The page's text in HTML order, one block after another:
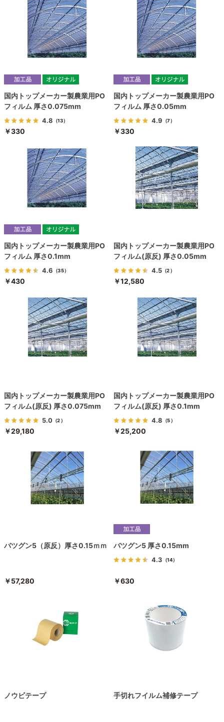
国内トップメーカー製農業用PO
フィルム 厚さ0.075mm
4.8 （13）
￥330
国内トップメーカー製農業用PO
フィルム 厚さ0.05mm
4.9 （7）
￥330
国内トップメーカー製農業用PO
フィルム 厚さ0.1mm
4.6 （35）
￥430
国内トップメーカー製農業用PO
フィルム(原反) 厚さ0.05mm
4.5（2）
￥12,580
国内トップメーカー製農業用PO
フィルム(原反) 厚さ0.075mm
5.0 （2）
￥29,180
国内トップメーカー製農業用PO
フィルム(原反) 厚さ0.1mm
4.8 （5）
￥25,200
バツグン5（原反）厚さ0.15ｍｍ
￥57,280
バツグン5 厚さ0.15mm
4.3 （14）
￥630
ノウビテープ 手切れフイルム補修テープ